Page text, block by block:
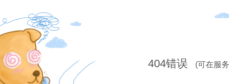
404错误 (可在服